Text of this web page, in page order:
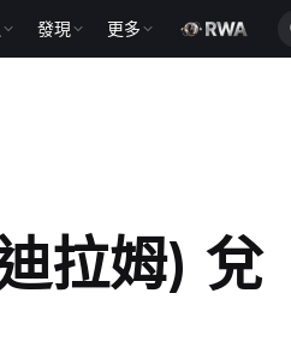
發現 更多
拉姆) 兌